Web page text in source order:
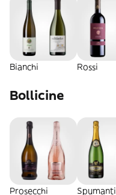
Bianchi Rossi
Bollicine
Prosecchi Spumanti